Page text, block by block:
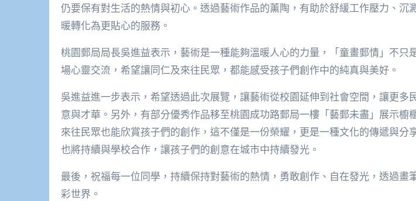
仍要保有對生活的熱情與初心。透過藝術作品的薰陶，有助於舒緩工作壓力、沉
暖轉化為更貼心的服務。
桃園郵局局長吳進益表示，藝術是一種能夠溫暖人心的力量，「童畫郵情」不只
場心靈交流，希望讓同仁及來往民眾，都能感受孩子們創作中的純真與美好。
吳進益進一步表示，希望透過此次展覽，讓藝術從校園延伸到社會空間，讓更多
意與才華。另外，有部分優秀作品移至桃園成功路郵局一樓「藝郵未盡」展示櫥
來往民眾也能欣賞孩子們的創作，這不僅是一份榮耀，更是一種文化的傳遞與分
也將持續與學校合作，讓孩子們的創意在城市中持續發光。
最後，祝福每一位同學，持續保持對藝術的熱情，勇敢創作、自在發光，透過畫
彩世界。